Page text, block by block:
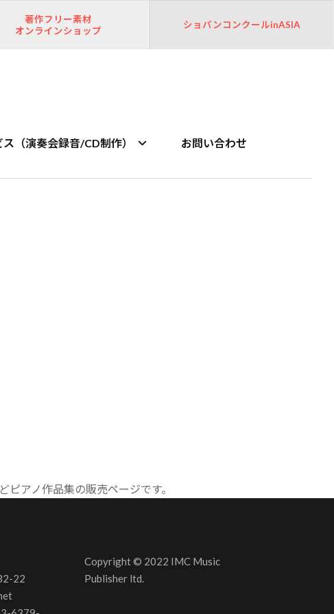
著作フリー素材
オンラインショップ
ショパンコンクールinASIA
（演奏会録音/CD制作） お問い合わせ
アノ作品集の販売ページです。
22
Copyright © 2022 IMC Music
Publisher ltd.